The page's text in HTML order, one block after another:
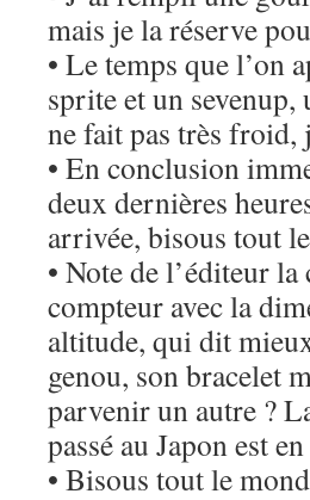
mais je la réserve
• Le temps que l’on
sprite et un
ne fait pas très froid,
• En conclusion
deux dernières
arrivée, bisous tout
• Note de l’éditeur
compteur avec la
altitude, qui dit
genou, son bracelet
parvenir un autre ?
passé au Japon est
• Bisous tout le